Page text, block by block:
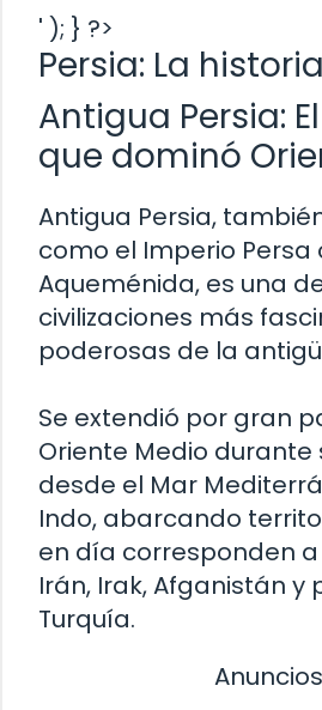
' ); } ?>
Persia: La
Antigua Persia:
que dominó
Antigua Persia,
como el Imperio Persa
Aqueménida, es una
civilizaciones más
poderosas de la
Se extendió por gran
Oriente Medio durante
desde el Mar
Indo, abarcando
en día corresponden
Irán, Irak, Afganistán y
Turquía.
Anuncios